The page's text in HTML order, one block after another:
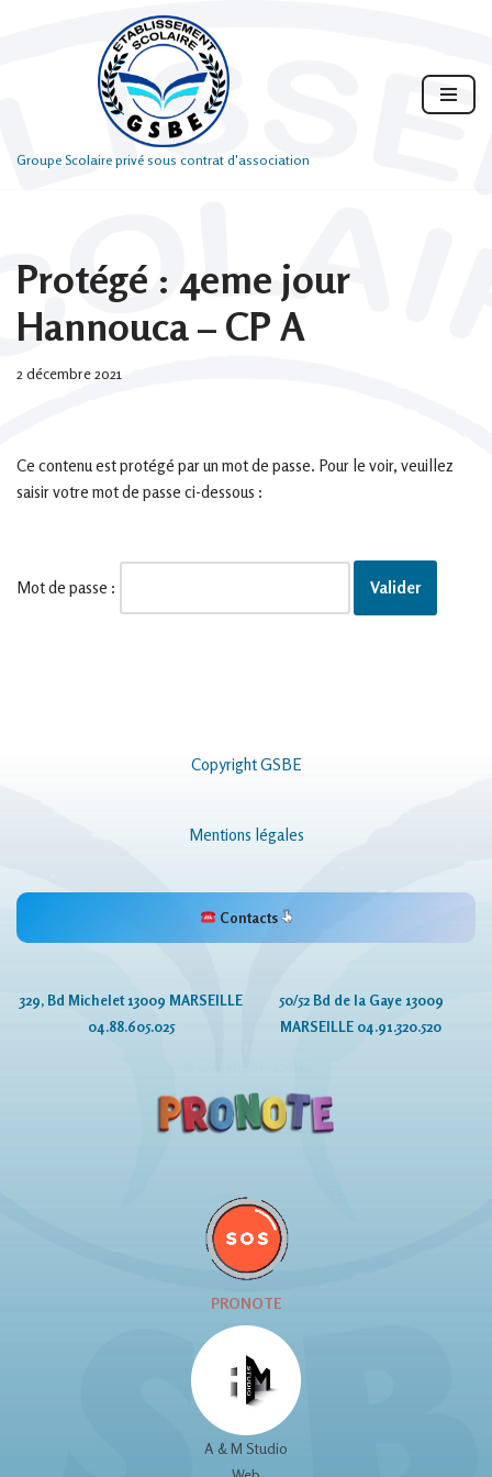
Groupe Scolaire privé sous contrat d'association
Protégé : 4eme jour
Hannouca – CP A
2 décembre 2021
Ce contenu est protégé par un mot de passe. Pour le voir, veuillez
saisir votre mot de passe ci-dessous :
Mot de passe :
Copyright GSBE
Mentions légales
Contacts
329, Bd Michelet 13009 MARSEILLE
04.88.605.025
50/52 Bd de la Gaye 13009
MARSEILLE 04.91.320.520
PRONOTE
A & M Studio